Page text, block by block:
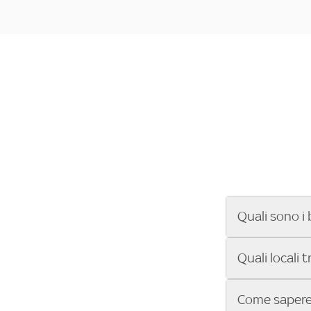
Quali sono i
Se cerchi un
ENILIVE, la
Sky Bar ti
Quali locali
Vuoi sapere
Come